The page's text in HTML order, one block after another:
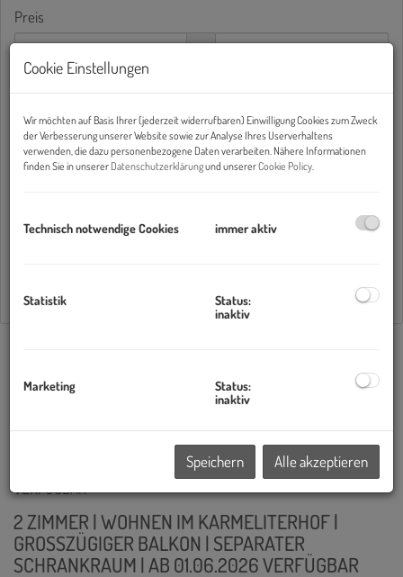
Preis
-
-
Zimmer
Weitere Suchoptionen
Standardsortierung
2 ZIMMER | WOHNEN IM KARMELITERHOF |
GROSSZÜGIGER BALKON | SEPARATER
SCHRANKRAUM | AB 01.06.2026 VERFÜGBAR
Cookie Einstellungen
Wir möchten auf Basis Ihrer (jederzeit widerrufbaren) Einwilligung Cookies zum Zweck
der Verbesserung unserer Website sowie zur Analyse Ihres Userverhaltens
verwenden, die dazu personenbezogene Daten verarbeiten. Nähere Informationen
finden Sie in unserer Datenschutzerklärungund unsererCookie Policy.
Technisch notwendige Cookies immer aktiv
Statistik
Status:
inaktiv
Marketing
Status:
inaktiv
Speichern Alle akzeptieren